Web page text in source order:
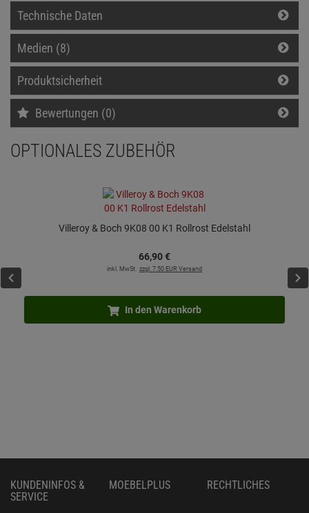
Technische Daten
Medien (8)
Produktsicherheit
Bewertungen (0)
OPTIONALES ZUBEHÖR
Villeroy & Boch 9K08 00 K1 Rollrost Edelstahl
66,90€
inkl. MwSt. zzgl. 7.50 EUR Versand
In den Warenkorb
KUNDENINFOS &
SERVICE
MOEBELPLUS RECHTLICHES